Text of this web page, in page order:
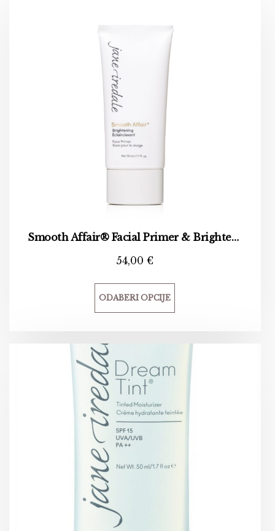
Smooth Affair® Facial Primer & Brightener
54,00€
ODABERI OPCIJE